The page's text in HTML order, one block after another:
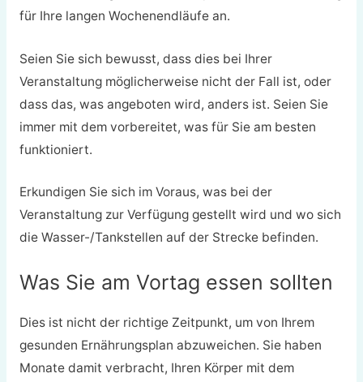
für Ihre langen Wochenendläufe an.
Seien Sie sich bewusst, dass dies bei Ihrer
Veranstaltung möglicherweise nicht der Fall ist, oder
dass das, was angeboten wird, anders ist. Seien Sie
immer mit dem vorbereitet, was für Sie am besten
funktioniert.
Erkundigen Sie sich im Voraus, was bei der
Veranstaltung zur Verfügung gestellt wird und wo sich
die Wasser-/Tankstellen auf der Strecke befinden.
Was Sie am Vortag essen sollten
Dies ist nicht der richtige Zeitpunkt, um von Ihrem
gesunden Ernährungsplan abzuweichen. Sie haben
Monate damit verbracht, Ihren Körper mit dem